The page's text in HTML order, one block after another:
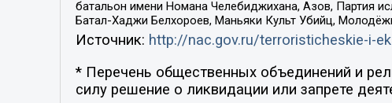
батальон имени Номана Челебиджихана, Азов, Партия
Батал-Хаджи Белхороев, Маньяки Культ Убийц,
Источник: http://nac.gov.ru/terroristicheskie-i-
* Перечень общественных объединений и
силу решение о ликвидации или запрете